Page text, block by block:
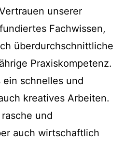
unserer
Fachwissen,
überdurchschnittliche
Praxiskompetenz.
schnelles und
kreatives Arbeiten.
und
auch wirtschaftlich